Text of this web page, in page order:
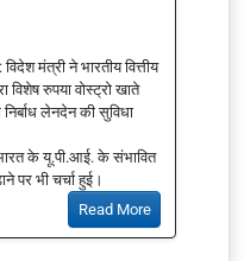
मंत्री ने भारतीय वित्तीय
विशेष रुपया वोस्ट्रो खाते
लेनदेन की सुविधा
के यू.पी.आई. के संभावित
पर भी चर्चा हुई।
Read More